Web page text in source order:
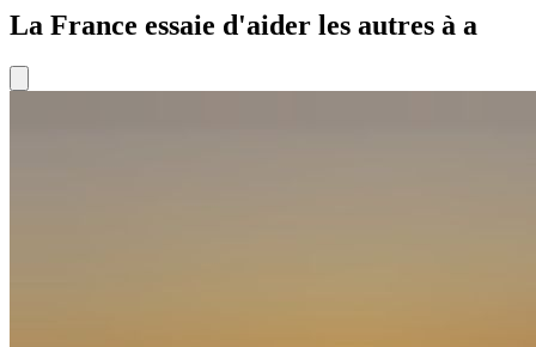
La France essaie d'aider les autres à a